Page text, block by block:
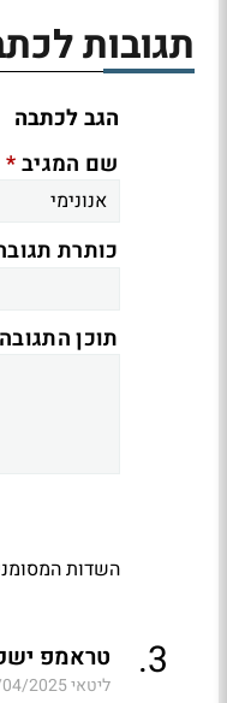
תגובות
הגב לכתבה
שם המגיב*
כותרת
תוכן התגובה
השדות
3
. טראמפ
ליטאי2025 14:16